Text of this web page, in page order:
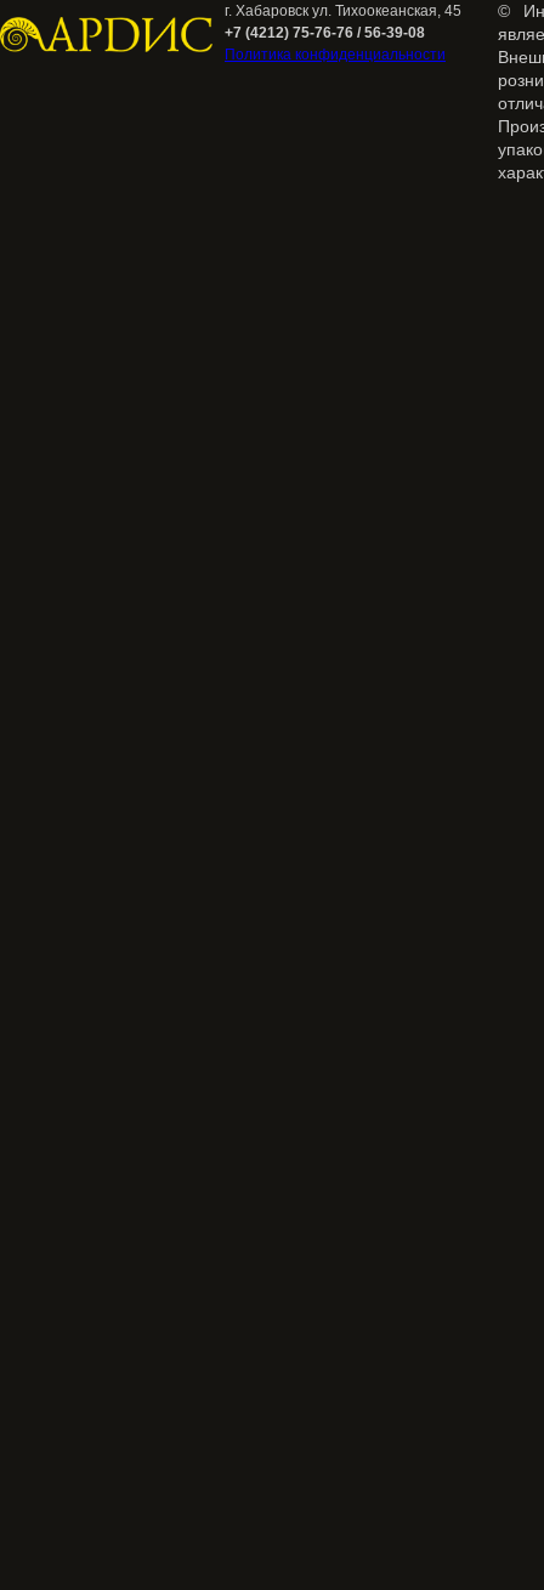
г. Хабаровск ул. Тихоокеанская, 45
+7 (4212) 75-76-76 / 56-39-08
Политика конфиденциальности
©